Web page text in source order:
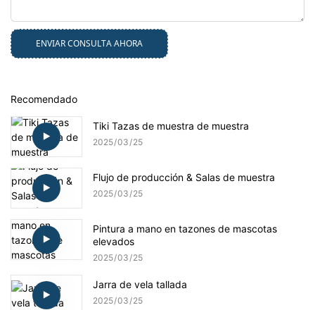
ENVIAR CONSULTA AHORA
Recomendado
Tiki Tazas de muestra de muestra
2025 03 25
Flujo de producción & Salas de muestra
2025 03 25
Pintura a mano en tazones de mascotas
elevados
2025 03 25
Jarra de vela tallada
2025 03 25